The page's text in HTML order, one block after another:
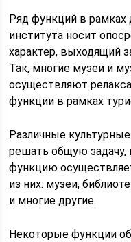
Ряд функций в рамках
института носит
характер, выходящий
Так, многие музеи и
осуществляют
функции в рамках
Различные
решать общую задачу,
функцию
из них: музеи,
и многие другие.
Некоторые функции